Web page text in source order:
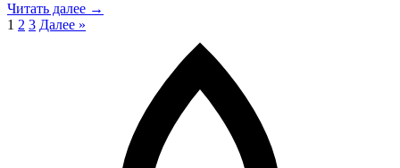
Читать далее →
1 2 3 Далее »